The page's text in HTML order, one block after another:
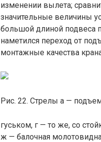
изменении вылета;
значительные величины
большой длиной подвеса
наметился переход от
монтажные качества
Рис. 22. Стрелы а —
гуськом, г — то же, со
ж — балочная